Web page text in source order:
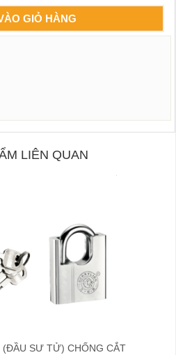
GIỎ HÀNG
LIÊN QUAN
(ĐẦU SƯ TỬ) CHỐNG CẮT